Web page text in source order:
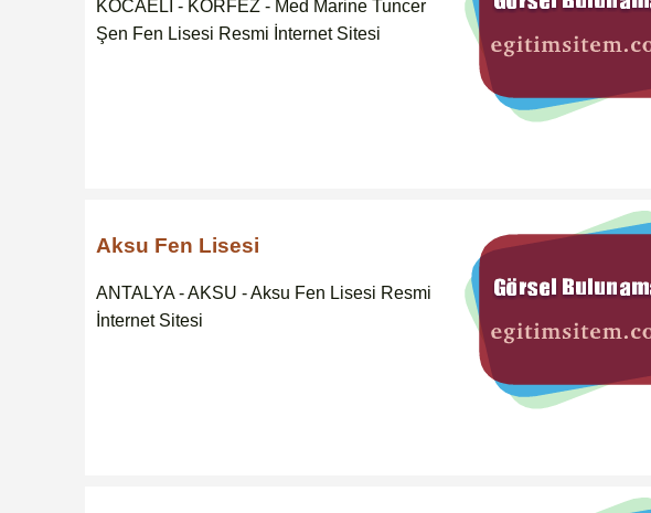
KOCAELİ - KÖRFEZ - Med Marine Tuncer
Şen Fen Lisesi Resmi İnternet Sitesi
Aksu Fen Lisesi
ANTALYA - AKSU - Aksu Fen Lisesi Resmi
İnternet Sitesi